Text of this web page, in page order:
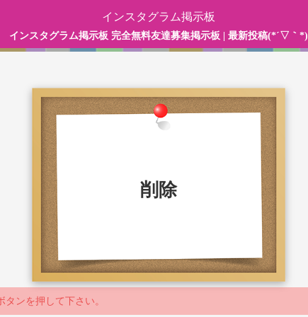
インスタグラム掲示板
インスタグラム掲示板 完全無料友達募集掲示板 | 最新投稿(*´▽｀*)
削除
ンを押して下さい。